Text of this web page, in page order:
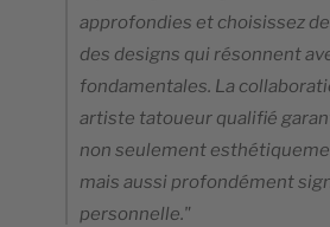
approfondies et choisissez
des designs qui résonnent
fondamentales. La
artiste tatoueur qualifié
non seulement
mais aussi profondément
personnelle."